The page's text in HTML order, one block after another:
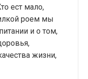
ест мало,
роем мы
и о том,
жизни,